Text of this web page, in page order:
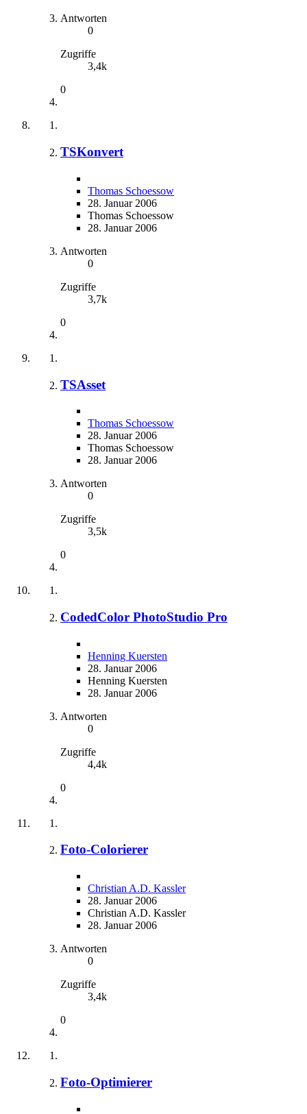
Antworten
0
Zugriffe
3,4k
0
TSKonvert
Thomas Schoessow
28. Januar 2006
Thomas Schoessow
28. Januar 2006
Antworten
0
Zugriffe
3,7k
0
TSAsset
Thomas Schoessow
28. Januar 2006
Thomas Schoessow
28. Januar 2006
Antworten
0
Zugriffe
3,5k
0
CodedColor PhotoStudio Pro
Henning Kuersten
28. Januar 2006
Henning Kuersten
28. Januar 2006
Antworten
0
Zugriffe
4,4k
0
Foto-Colorierer
Christian A.D. Kassler
28. Januar 2006
Christian A.D. Kassler
28. Januar 2006
Antworten
0
Zugriffe
3,4k
0
Foto-Optimierer